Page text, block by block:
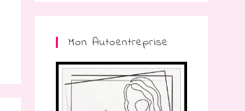
Mon Autoentreprise